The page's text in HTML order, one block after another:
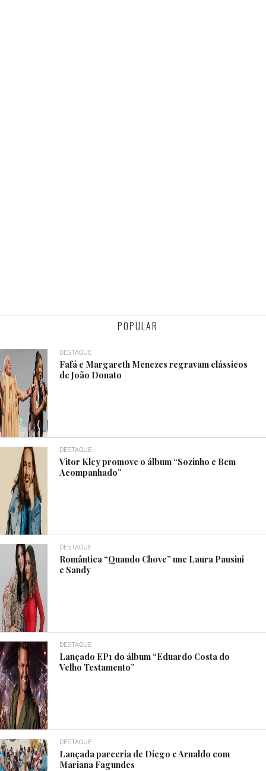
POPULAR
DESTAQUE
Fafá e Margareth Menezes regravam clássicos
de João Donato
DESTAQUE
Vitor Kley promove o álbum “Sozinho e Bem
Acompanhado”
DESTAQUE
Romântica “Quando Chove” une Laura Pausini
e Sandy
DESTAQUE
Lançado EP1 do álbum “Eduardo Costa do
Velho Testamento”
DESTAQUE
Lançada parceria de Diego e Arnaldo com
Mariana Fagundes